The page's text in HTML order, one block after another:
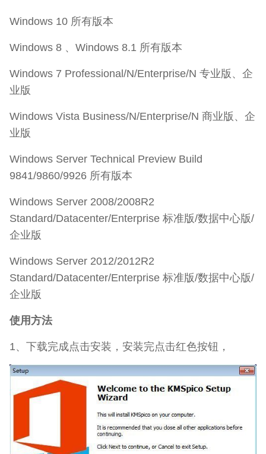
Windows 10 所有版本
Windows 8 、Windows 8.1 所有版本
Windows 7 Professional/N/Enterprise/N 专业版、企
业版
Windows Vista Business/N/Enterprise/N 商业版、企
业版
Windows Server Technical Preview Build
9841/9860/9926 所有版本
Windows Server 2008/2008R2
Standard/Datacenter/Enterprise 标准版/数据中心版/
企业版
Windows Server 2012/2012R2
Standard/Datacenter/Enterprise 标准版/数据中心版/
企业版
使用方法
1、下载完成点击安装，安装完点击红色按钮，